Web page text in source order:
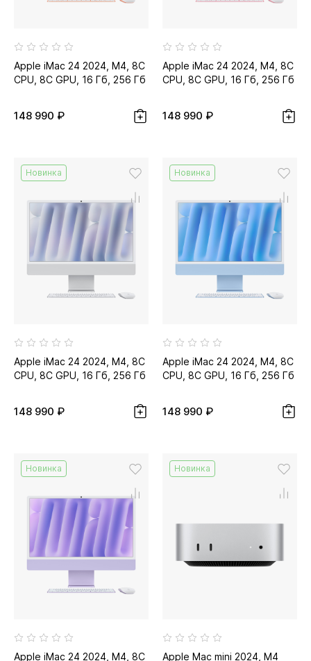
Apple iMac 24 2024, M4, 8C
CPU, 8C GPU, 16 Гб, 256 Гб
148 990 ₽
Apple iMac 24 2024, M4, 8C
CPU, 8C GPU, 16 Гб, 256 Гб
148 990 ₽
Новинка
Apple iMac 24 2024, M4, 8C
CPU, 8C GPU, 16 Гб, 256 Гб
148 990 ₽
Новинка
Apple iMac 24 2024, M4, 8C
CPU, 8C GPU, 16 Гб, 256 Гб
148 990 ₽
Новинка
Apple iMac 24 2024, M4, 8C
Новинка
Apple Mac mini 2024, M4